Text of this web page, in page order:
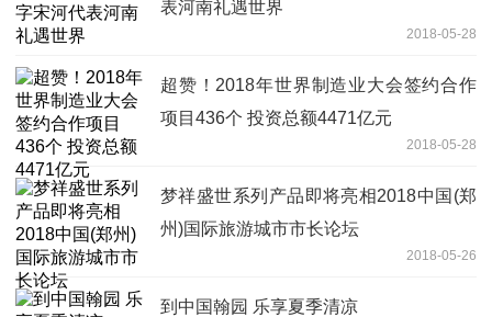
表河南礼遇世界
2018-05-28
超赞！2018年世界制造业大会签约合作
项目436个 投资总额4471亿元
2018-05-28
梦祥盛世系列产品即将亮相2018中国(郑
州)国际旅游城市市长论坛
2018-05-26
到中国翰园 乐享夏季清凉